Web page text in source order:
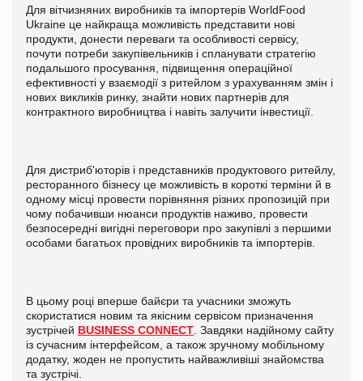
Для вітчизняних виробників та імпортерів WorldFood
Ukraine це найкраща можливість представити нові
продукти, донести переваги та особливості сервісу,
почути потреби закупівельників і спланувати стратегію
подальшого просування, підвищення операційної
ефективності у взаємодії з ритейлом з урахуванням змін і
нових викликів ринку, знайти нових партнерів для
контрактного виробництва і навіть залучити інвестиції.
Для дистриб'юторів і представників продуктового ритейлу,
ресторанного бізнесу це можливість в короткі терміни й в
одному місці провести порівняння різних пропозицій при
чому побачивши нюанси продуктів наживо, провести
безпосередні вигідні переговори про закупівлі з першими
особами багатьох провідних виробників та імпортерів.
В цьому році вперше байєри та учасники зможуть
скористатися новим та якісним сервісом призначення
зустрічей BUSINESS CONNECT . Завдяки надійному сайту
із сучасним інтерфейсом, а також зручному мобільному
додатку, жоден не пропустить найважливіші знайомства
та зустрічі.